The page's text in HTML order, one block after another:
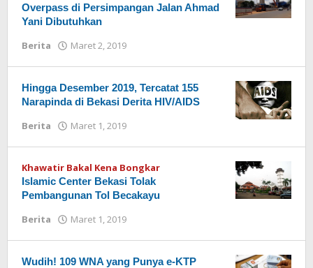
Overpass di Persimpangan Jalan Ahmad
Yani Dibutuhkan
Berita Maret 2, 2019
Hingga Desember 2019, Tercatat 155
Narapinda di Bekasi Derita HIV/AIDS
Berita Maret 1, 2019
Khawatir Bakal Kena Bongkar
Islamic Center Bekasi Tolak
Pembangunan Tol Becakayu
Berita Maret 1, 2019
Wudih! 109 WNA yang Punya e-KTP